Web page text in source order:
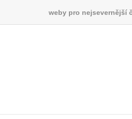
weby pro nejsevernější